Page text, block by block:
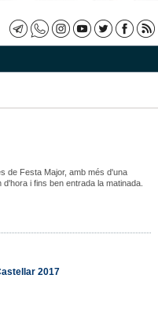
de Festa Major, amb més d'una
i fins ben entrada la matinada.
2017